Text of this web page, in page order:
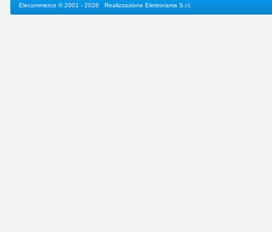
Elecommerce © 2001 - 2026 Realizzazione Elettrorama S.r.l.